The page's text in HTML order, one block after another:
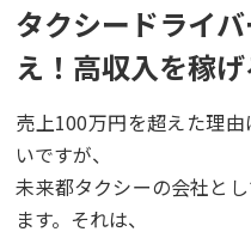
タクシードライ
え！高収入を稼げ
売上100万円を超えた理
いですが、
未来都タクシーの会社と
ます。それは、